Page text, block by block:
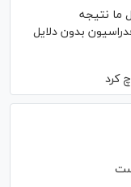
ما نتیجه
بدون دلایل
کرد